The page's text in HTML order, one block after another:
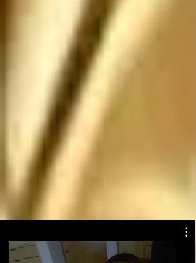
más grandes de lo que
piensan
Atentamente: Satanás